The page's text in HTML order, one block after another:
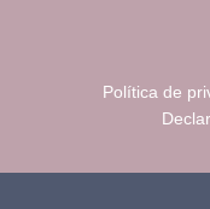
Política de